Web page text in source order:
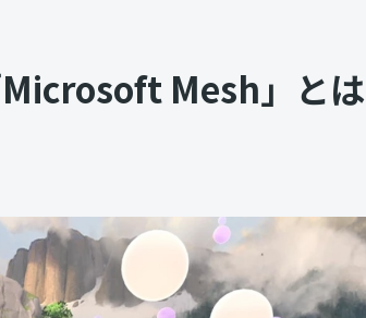
Mesh」と